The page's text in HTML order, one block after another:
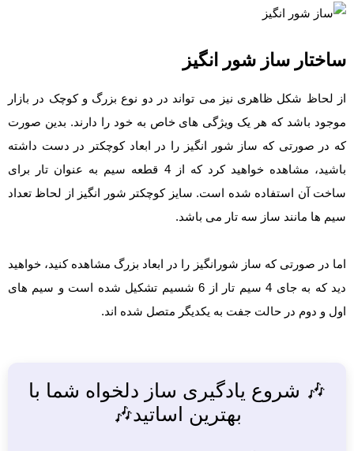
ساختار ساز شور انگیز
از لحاظ شکل ظاهری نیز می تواند در دو نوع بزرگ و کوچک در بازار
موجود باشد که هر یک ویژگی های خاص به خود را دارند. بدین صورت
که در صورتی که ساز شور انگیز را در ابعاد کوچکتر در دست داشته
باشید، مشاهده خواهید کرد که از 4 قطعه سیم به عنوان تار برای
ساخت آن استفاده شده است. سایز کوچکتر شور انگیز از لحاظ تعداد
سیم ها مانند ساز سه تار می باشد.
اما در صورتی که ساز شورانگیز را در ابعاد بزرگ مشاهده کنید، خواهید
دید که به جای 4 سیم تار از 6 شسیم تشکیل شده است و سیم های
اول و دوم در حالت جفت به یکدیگر متصل شده اند.
🎶 شروع یادگیری ساز دلخواه شما با
بهترین اساتید🎶